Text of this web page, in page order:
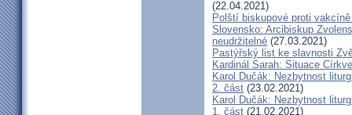
(22.04.2021)
Polští biskupové proti
Slovensko: Arcibiskup
neudržitelné (27.03.2021)
Pastýřský list ke slavnosti
Kardinál Sarah: Situace
Karol Dučák: Nezbytnost
2. část (23.02.2021)
Karol Dučák: Nezbytnost
1. část (21.02.2021)